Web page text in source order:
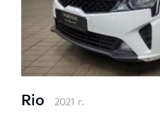
Rio 2021 г.